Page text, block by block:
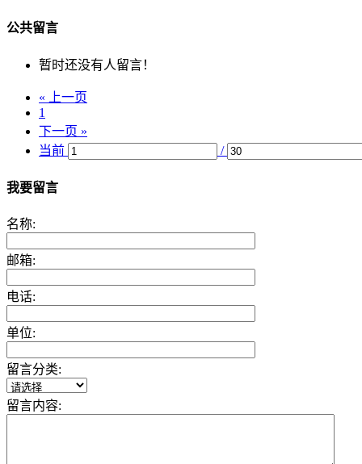
公共留言
暂时还没有人留言！
« 上一页
1
下一页 »
当前
/
我要留言
名称:
邮箱:
电话:
单位:
留言分类:
留言内容: